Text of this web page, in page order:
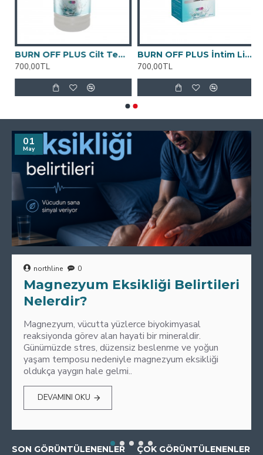
BURN OFF PLUS Cilt Temizleme Solüsyonu 1000 ML
700,00TL
BURN OFF PLUS İntim Likit 250 ML
700,00TL
01
May
northline 0
Magnezyum Eksikliği Belirtileri
Nelerdir?
Magnezyum, vücutta yüzlerce biyokimyasal
reaksiyonda görev alan hayati bir mineraldir.
Günümüzde stres, düzensiz beslenme ve yoğun
yaşam temposu nedeniyle magnezyum eksikliği
oldukça yaygın hale gelmi..
DEVAMINI OKU
SON GÖRÜNTÜLENENLER ÇOK GÖRÜNTÜLENENLER